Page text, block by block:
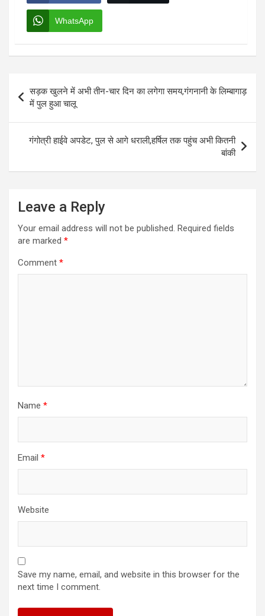
WhatsApp
navigation
सड़क खुलने में अभी तीन-चार दिन का लगेगा समय,गंगनानी के लिम्बागाड़
में पुल हुआ चालू
गंगोत्री हाईवे अपडेट, पुल से आगे धराली,हर्षिल तक पहुंच अभी कितनी
बांकी
Leave a Reply
Your email address will not be published. Required fields
are marked *
Comment *
Name *
Email *
Website
Save my name, email, and website in this browser for the
next time I comment.